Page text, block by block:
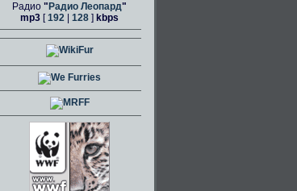
Радио " Радио Леопард"
mp3 [192 128 ] kbps